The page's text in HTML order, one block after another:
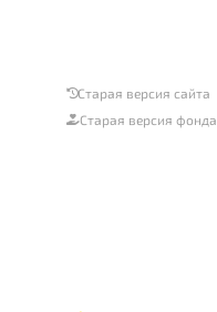
Старая версия сайта
Старая версия фонда